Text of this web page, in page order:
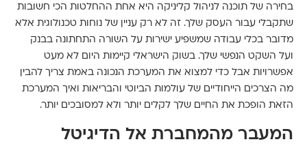
בחירה של תוכנה לניהול קליניקה היא אחת ההחלטות הכי חשובות
שתקבלי עבור העסק שלך. זה לא רק עניין של נוחות טכנולוגית אלא
מדובר בכלי עבודה שמשפיע ישירות על השורה התחתונה בבנק
ועל השקט הנפשי שלך. בשוק הישראלי קיימות היום לא מעט
אפשרויות אבל כדי למצוא את המערכת הנכונה באמת צריך להבין
מה הצרכים הייחודיים של עולמות הביוטי והבריאות ואיך המערכת
הזאת הופכת את החיים שלך לקלים יותר ולא למסובכים יותר.
המעבר מהמחברת אל הדיגיטל